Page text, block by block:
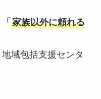
「 家族以外に頼れる
域包括支援センタ